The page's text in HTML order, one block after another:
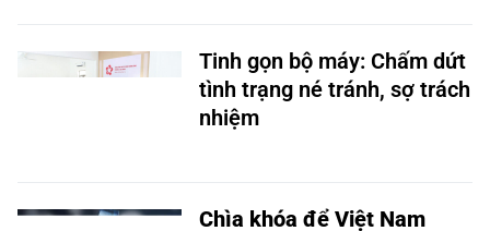
Tinh gọn bộ máy: Chấm dứt
tình trạng né tránh, sợ trách
nhiệm
Chìa khóa để Việt Nam